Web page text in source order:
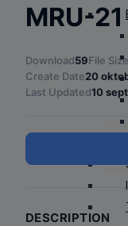
MRU-21
Download59File Size
Create Date20
Last Updated10
DESCRIPTION